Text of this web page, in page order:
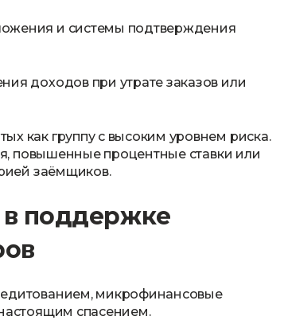
и системы подтверждения
доходов при утрате заказов или
как группу с высоким уровнем риска.
повышенные процентные ставки или
заёмщиков.
поддержке
микрофинансовые
спасением.